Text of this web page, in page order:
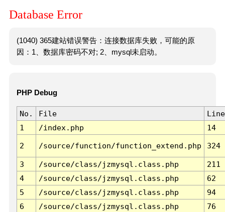
Database Error
(1040) 365建站错误警告：连接数据库失败，可能的原
因：1、数据库密码不对; 2、mysql未启动。
PHP Debug
No. File
Line
1
/index.php 14
2 /source/function/function_extend.php 324
3 /source/class/jzmysql.class.php
211
4
/source/class/jzmysql.class.php
62
5
/source/class/jzmysql.class.php
94
6
/source/class/jzmysql.class.php 76